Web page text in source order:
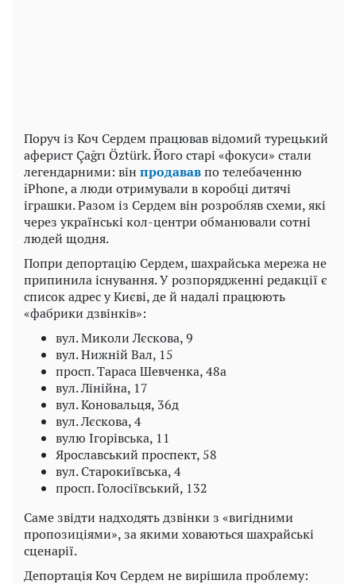
Поруч із Коч Сердем працював відомий турецький
аферист Çağrı Öztürk. Його старі «фокуси» стали
легендарними: він продававпо телебаченню
iPhone, а люди отримували в коробці дитячі
іграшки. Разом із Сердем він розробляв схеми, які
через українські кол-центри обманювали сотні
людей щодня.
Попри депортацію Сердем, шахрайська мережа не
припинила існування. У розпорядженні редакції є
список адрес у Києві, де й надалі працюють
«фабрики дзвінків»:
вул. Миколи Лєскова, 9
вул. Нижній Вал, 15
просп. Тараса Шевченка, 48а
вул. Лінійна, 17
вул. Коновальця, 36д
вул. Лєскова, 4
вулю Ігорівська, 11
Ярославський проспект, 58
вул. Старокиївська, 4
просп. Голосіївський, 132
Саме звідти надходять дзвінки з «вигідними
пропозиціями», за якими ховаються шахрайські
сценарії.
Депортація Коч Сердем не вирішила проблему: